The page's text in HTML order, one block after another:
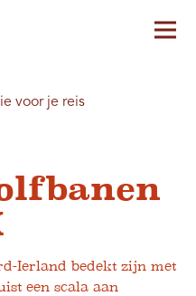
voor je reis
Ierland bedekt zijn met
een scala aan